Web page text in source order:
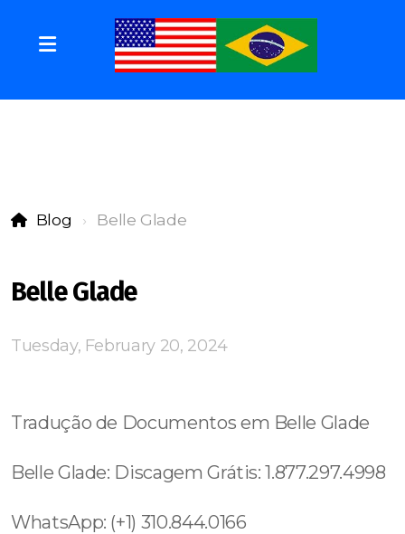
Blog Belle Glade
Belle Glade
Tuesday, February 20, 2024
Tradução de Documentos em Belle Glade
Belle Glade: Discagem Grátis: 1.877.297.4998
WhatsApp: (+1) 310.844.0166